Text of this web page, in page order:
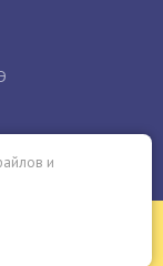
и